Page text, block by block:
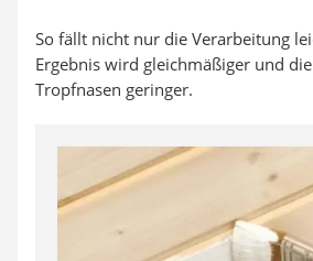
So fällt nicht nur die Verarbeitung
Ergebnis wird gleichmäßiger und
Tropfnasen geringer.